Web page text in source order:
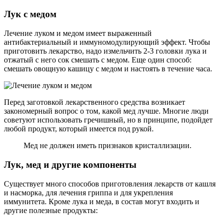
Лук с медом
Лечение луком и медом имеет выраженный
антибактериальный и иммуномодулирующий эффект. Чтобы
приготовить лекарство, надо измельчить 2-3 головки лука и
отжатый с него сок смешать с медом. Еще один способ:
смешать овощную кашицу с медом и настоять в течение часа.
Перед заготовкой лекарственного средства возникает
закономерный вопрос о том, какой мед лучше. Многие люди
советуют использовать гречишный, но в принципе, подойдет
любой продукт, который имеется под рукой.
Мед не должен иметь признаков кристаллизации.
Лук, мед и другие компоненты
Существует много способов приготовления лекарств от кашля
и насморка, для лечения гриппа и для укрепления
иммунитета. Кроме лука и меда, в состав могут входить и
другие полезные продукты: